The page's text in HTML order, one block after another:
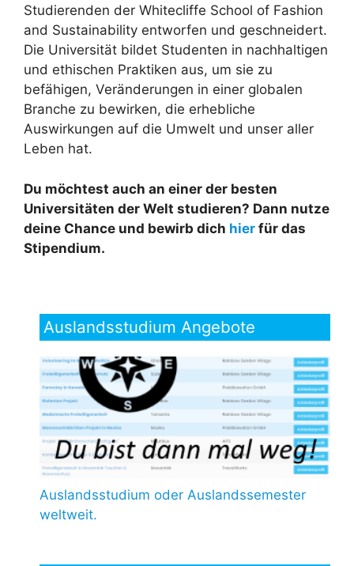
Studierenden der Whitecliffe School of Fashion
and Sustainability entworfen und geschneidert.
Die Universität bildet Studenten in nachhaltigen
und ethischen Praktiken aus, um sie zu
befähigen, Veränderungen in einer globalen
Branche zu bewirken, die erhebliche
Auswirkungen auf die Umwelt und unser aller
Leben hat.
Du möchtest auch an einer der besten
Universitäten der Welt studieren? Dann nutze
deine Chance und bewirb dich hier für das
Stipendium.
Auslandsstudium Angebote
Auslandsstudium oder Auslandssemester
weltweit.